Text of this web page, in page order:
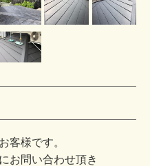
客様です。
お問い合わせ頂き